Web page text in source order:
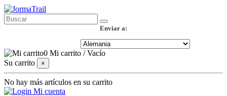
Enviar a:
0 Mi carrito /Vacío
Su carrito
×
No hay más artículos en su carrito
Mi cuenta